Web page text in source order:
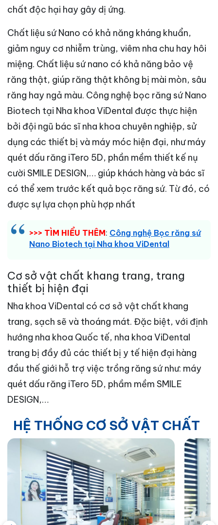
chất độc hại hay gây dị ứng.
Chất liệu sứ Nano có khả năng kháng khuẩn,
giảm nguy cơ nhiễm trùng, viêm nha chu hay hôi
miệng. Chất liệu sứ nano có khả năng bảo vệ
răng thật, giúp răng thật không bị mài mòn, sâu
răng hay ngả màu. Công nghệ bọc răng sứ Nano
Biotech tại Nha khoa ViDental được thực hiện
bởi đội ngũ bác sĩ nha khoa chuyên nghiệp, sử
dụng các thiết bị và máy móc hiện đại, như máy
quét dấu răng iTero 5D, phần mềm thiết kế nụ
cười SMILE DESIGN,… giúp khách hàng và bác sĩ
có thể xem trước kết quả bọc răng sứ. Từ đó, có
được sự lựa chọn phù hợp nhất
>>> TÌM HIỂU THÊM: Công nghệ Bọc răng sứ
Nano Biotech tại Nha khoa ViDental
Cơ sở vật chất khang trang, trang
thiết bị hiện đại
Nha khoa ViDental có cơ sở vật chất khang
trang, sạch sẽ và thoáng mát. Đặc biệt, với định
hướng nha khoa Quốc tế, nha khoa ViDental
trang bị đầy đủ các thiết bị y tế hiện đại hàng
đầu thế giới hỗ trợ việc trồng răng sứ như: máy
quét dấu răng iTero 5D, phầm mềm SMILE
DESIGN,…
HỆ THỐNG CƠ SỞ VẬT CHẤT